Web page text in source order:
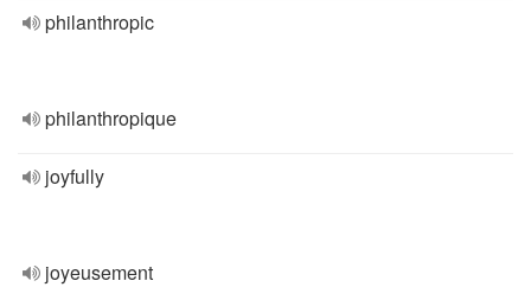
philanthropic
philanthropique
joyfully
joyeusement